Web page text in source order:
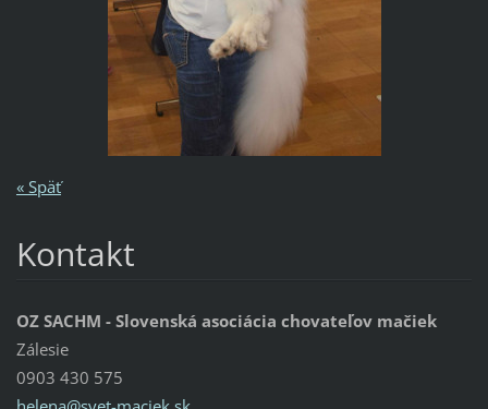
« Späť
Kontakt
OZ SACHM - Slovenská asociácia chovateľov mačiek
Zálesie
0903 430 575